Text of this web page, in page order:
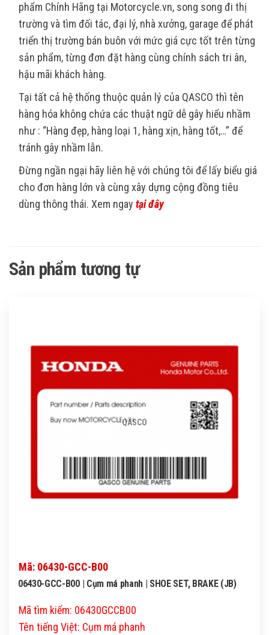
phẩm Chính Hãng tại Motorcycle.vn, song song đi thị
trường và tìm đối tác, đại lý, nhà xưởng, garage để phát
triển thị trường bán buôn với mức giá cực tốt trên từng
sản phẩm, từng đơn đặt hàng cùng chính sách tri ân,
hậu mãi khách hàng.
Tại tất cả hệ thống thuộc quản lý của QASCO thì tên
hàng hóa không chứa các thuật ngữ dễ gây hiểu nhầm
như : “Hàng đẹp, hàng loại 1, hàng xịn, hàng tốt,…” để
tránh gây nhầm lẫn.
Đừng ngần ngại hãy liên hệ với chúng tôi để lấy biểu giá
cho đơn hàng lớn và cùng xây dựng cộng đồng tiêu
dùng thông thái. Xem ngay tại đây
Sản phẩm tương tự
QASCO
Mã: 06430-GCC-B00
06430-GCC-B00 | Cụm má phanh | SHOE SET, BRAKE (JB)
Mã tìm kiếm: 06430GCCB00
Tên tiếng Việt: Cụm má phanh